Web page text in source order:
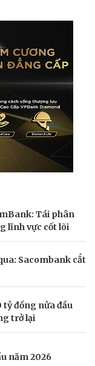
Tái phân
lĩnh vực cốt lõi
Sacombank cắt
tỷ đồng nửa đầu
trở lại
năm 2026